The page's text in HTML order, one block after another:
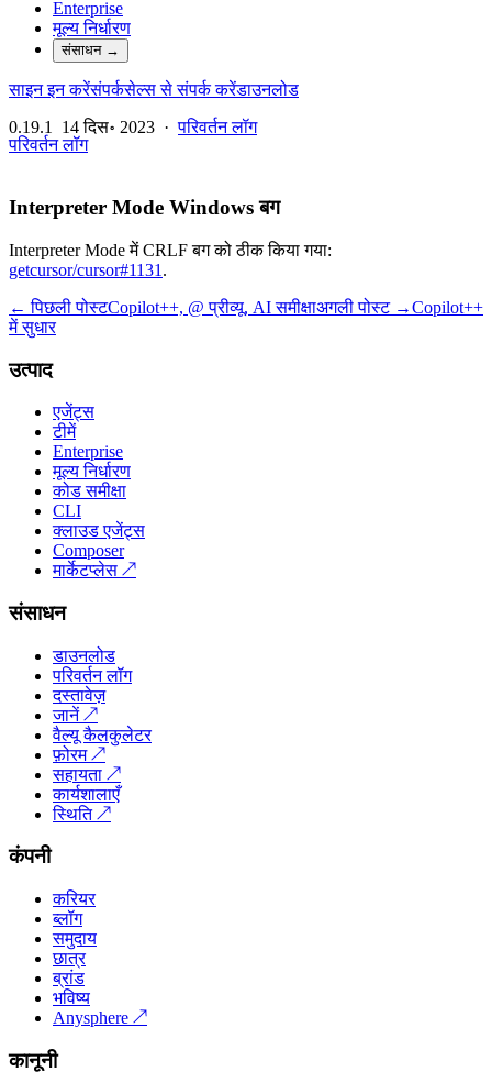
Enterprise
मूल्य निर्धारण
संसाधन→
साइन इन करेंसंपर्कसेल्स से संपर्क करेंडाउनलोड
0.19.1
14 दिस॰ 2023 ·परिवर्तन लॉग
परिवर्तन लॉग
Interpreter Mode Windows बग
Interpreter Mode में CRLF बग को ठीक किया गया:
getcursor/cursor#1131 .
← पिछली पोस्टCopilot++, @ प्रीव्यू, AI समीक्षाअगली पोस्ट →Copilot++
में सुधार
उत्पाद
एजेंट्स
टीमें
Enterprise
मूल्य निर्धारण
कोड समीक्षा
CLI
क्लाउड एजेंट्स
Composer
मार्केटप्लेस ↗
संसाधन
डाउनलोड
परिवर्तन लॉग
दस्तावेज़
जानें↗
वैल्यू कैलकुलेटर
फ़ोरम↗
सहायता ↗
कार्यशालाएँ
स्थिति↗
कंपनी
करियर
ब्लॉग
समुदाय
छात्र
ब्रांड
भविष्य
Anysphere ↗
कानूनी